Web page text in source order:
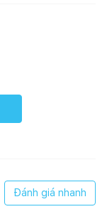
Đánh giá nhanh